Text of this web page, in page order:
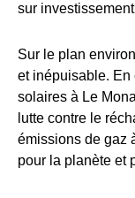
sur
Sur le plan
et inépuisable.
solaires à Le
lutte contre le
émissions de gaz
pour la planète et